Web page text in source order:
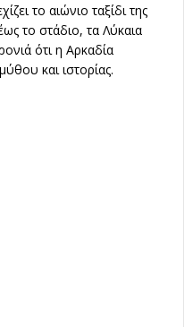
το αιώνιο ταξίδι της
το στάδιο, τα Λύκαια
ότι η Αρκαδία
και ιστορίας.